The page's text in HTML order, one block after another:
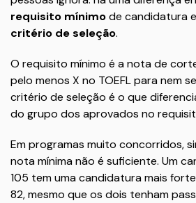
requisito mínimode candidatura
critério de seleção.
O requisito mínimo é a nota de
pelo menos X no TOEFL para nem
critério de seleção é o que
do grupo dos aprovados no
Em programas muito concorridos,
nota mínima não é suficiente. Um
105 tem uma candidatura mais
82, mesmo que os dois tenham